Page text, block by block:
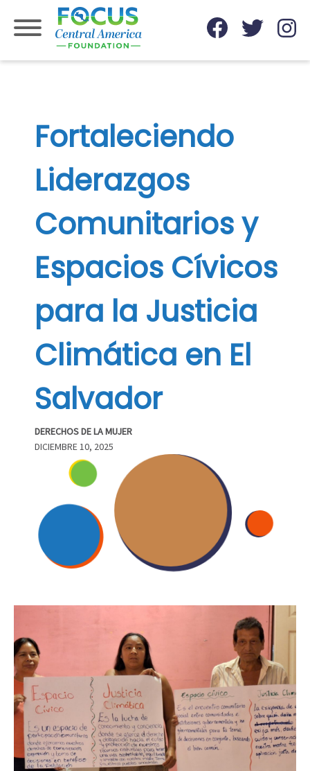
Fortaleciendo
Liderazgos
Comunitarios y
Espacios Cívicos
para la Justicia
Climática en El
Salvador
DERECHOS DE LA MUJER
DICIEMBRE 10, 2025